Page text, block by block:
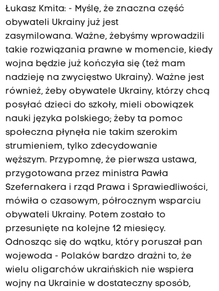
Łukasz Kmita: - Myślę, że znaczna część
obywateli Ukrainy już jest
zasymilowana. Ważne, żebyśmy wprowadzili
takie rozwiązania prawne w momencie, kiedy
wojna będzie już kończyła się (też mam
nadzieję na zwycięstwo Ukrainy). Ważne jest
również, żeby obywatele Ukrainy, którzy chcą
posyłać dzieci do szkoły, mieli obowiązek
nauki języka polskiego; żeby ta pomoc
społeczna płynęła nie takim szerokim
strumieniem, tylko zdecydowanie
węższym. Przypomnę, że pierwsza ustawa,
przygotowana przez ministra Pawła
Szefernakera i rząd Prawa i Sprawiedliwości,
mówiła o czasowym, półrocznym wsparciu
obywateli Ukrainy. Potem zostało to
przesunięte na kolejne 12 miesięcy.
Odnosząc się do wątku, który poruszał pan
wojewoda - Polaków bardzo drażni to, że
wielu oligarchów ukraińskich nie wspiera
wojny na Ukrainie w dostateczny sposób,